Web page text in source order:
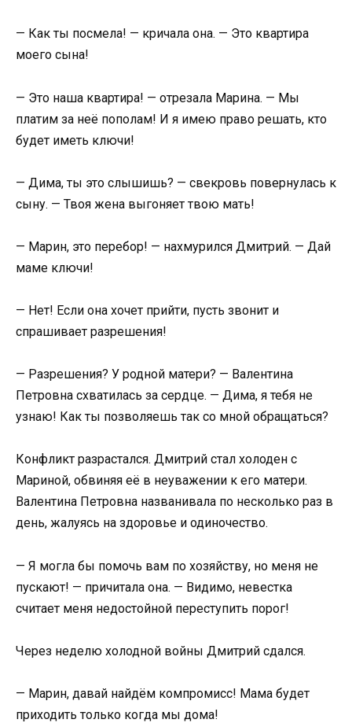
— Как ты посмела! — кричала она. — Это квартира
моего сына!
— Это наша квартира! — отрезала Марина. — Мы
платим за неё пополам! И я имею право решать, кто
будет иметь ключи!
— Дима, ты это слышишь? — свекровь повернулась к
сыну. — Твоя жена выгоняет твою мать!
— Марин, это перебор! — нахмурился Дмитрий. — Дай
маме ключи!
— Нет! Если она хочет прийти, пусть звонит и
спрашивает разрешения!
— Разрешения? У родной матери? — Валентина
Петровна схватилась за сердце. — Дима, я тебя не
узнаю! Как ты позволяешь так со мной обращаться?
Конфликт разрастался. Дмитрий стал холоден с
Мариной, обвиняя её в неуважении к его матери.
Валентина Петровна названивала по несколько раз в
день, жалуясь на здоровье и одиночество.
— Я могла бы помочь вам по хозяйству, но меня не
пускают! — причитала она. — Видимо, невестка
считает меня недостойной переступить порог!
Через неделю холодной войны Дмитрий сдался.
— Марин, давай найдём компромисс! Мама будет
приходить только когда мы дома!